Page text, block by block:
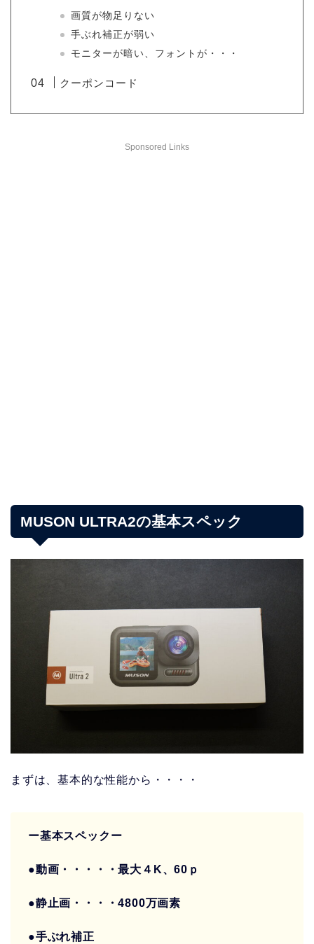
画質が物足りない
手ぶれ補正が弱い
モニターが暗い、フォントが・・・
クーポンコード
Sponsored Links
MUSON ULTRA2の基本スペック
まずは、基本的な性能から・・・・
ー基本スペックー
●動画・・・・・最大４K、60ｐ
●静止画・・・・4800万画素
●手ぶれ補正